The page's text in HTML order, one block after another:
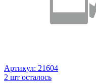
Артикул: 21604
2 шт осталось